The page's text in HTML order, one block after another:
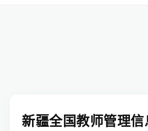
新疆全国教师管理信